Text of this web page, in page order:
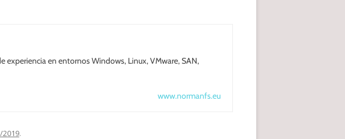
experiencia en entornos Windows, Linux, VMware, SAN,
www.normanfs.eu
2019.